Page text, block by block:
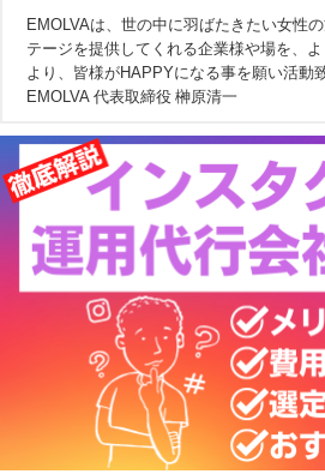
EMOLVAは、世の中に羽ばたきたい女性
テージを提供してくれる企業様や場を、
より、皆様がHAPPYになる事を願い活動
EMOLVA 代表取締役 榊原清一